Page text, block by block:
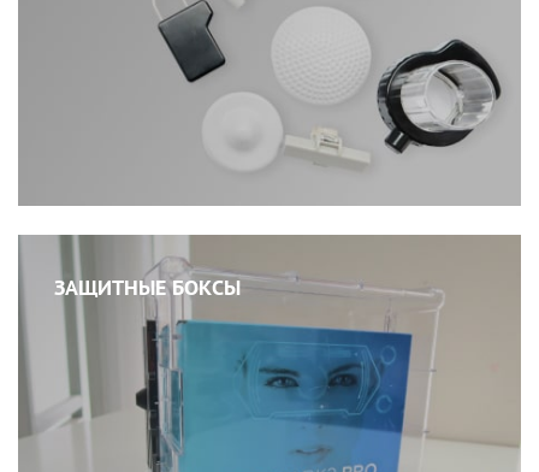
ЗАЩИТНЫЕ БОКСЫ